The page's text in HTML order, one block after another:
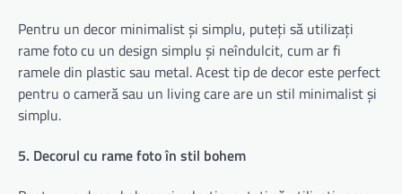
Pentru un decor minimalist și simplu, puteți să utilizați
rame foto cu un design simplu și neîndulcit, cum ar fi
ramele din plastic sau metal. Acest tip de decor este perfect
pentru o cameră sau un living care are un stil minimalist și
simplu.
5. Decorul cu rame foto în stil bohem